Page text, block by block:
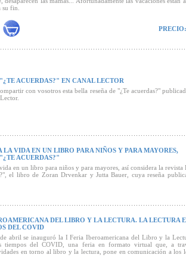
jornadas cargadas de imaginación, cuando no había
las saetillas del reloj para la pareja de protagonistas (...).
que sabe plasmar a la perfección el espíritu de libertad,
a la etapa que añoran los mismos que, muchos años
de la mano y viviendo las mismas sensaciones"
su fin.
lenguaje sencillo, Zoran Drvenkar invierte los roles de padres
la felicidad familiar desde la perspectiva opuesta, lo que
tanto en niños como en adultos.
atípico, un experimento fantástico para que los niños adopten
Para todos los niños que siempre quisieron saber cómo se
todo.
muy divertido maravillosamente ilustrado, sacado
narrado con humor y con extravagantes ilustraciones.
esta divertida fantasía de Zoran Drvenkar, [...] los mayores son los
forma de analizar los comportamientos habituales en distintos
está ilustrada con dinamismo y simpáticos diseños que
muchas sonrisas(Canal Lector).
PRECIO:
ACUERDAS?" EN CANAL LECTOR
con vosotros esta bella reseña de "¿Te acuerdas?"
LA VIDA EN UN LIBRO PARA NIÑOS Y PARA MAYORES,
ACUERDAS?"
en un libro para niños y para mayores, así considera la revista
el libro de Zoran Drvenkar y Jutta Bauer, cuya reseña
DEL LIBRO Y LA LECTURA. LA LECTURA
DEL COVID
abril se inauguró la I Feria Iberoamericana del Libro y la
tiempos del COVID, una feria en formato virtual que, a
en torno al libro y la lectura, pone en comunicación a los